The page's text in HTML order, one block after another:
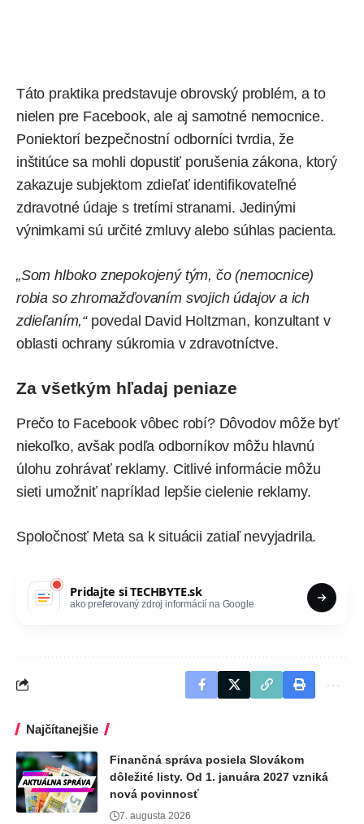
Táto praktika predstavuje obrovský problém, a to
nielen pre Facebook, ale aj samotné nemocnice.
Poniektorí bezpečnostní odborníci tvrdia, že
inštitúce sa mohli dopustiť porušenia zákona, ktorý
zakazuje subjektom zdieľať identifikovateľné
zdravotné údaje s tretími stranami. Jedinými
výnimkami sú určité zmluvy alebo súhlas pacienta.
„Som hlboko znepokojený tým, čo (nemocnice)
robia so zhromažďovaním svojich údajov a ich
zdieľaním,“ povedal David Holtzman, konzultant v
oblasti ochrany súkromia v zdravotníctve.
Za všetkým hľadaj peniaze
Prečo to Facebook vôbec robí? Dôvodov môže byť
niekoľko, avšak podľa odborníkov môžu hlavnú
úlohu zohrávať reklamy. Citlivé informácie môžu
sieti umožniť napríklad lepšie cielenie reklamy.
Spoločnosť Meta sa k situácii zatiaľ nevyjadrila.
Pridajte siTECHBYTE.sk
ako preferovaný zdroj informácií na Google
Najčítanejšie
Finančná správa posiela Slovákom
dôležité listy. Od 1. januára 2027 vzniká
nová povinnosť
7. augusta 2026